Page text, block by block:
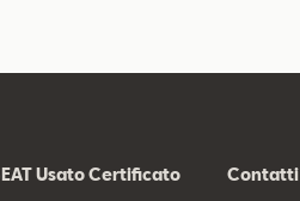
Usato Certificato Contatti